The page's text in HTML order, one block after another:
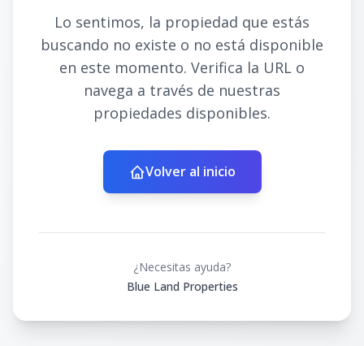
Lo sentimos, la propiedad que estás
buscando no existe o no está disponible
en este momento. Verifica la URL o
navega a través de nuestras
propiedades disponibles.
Volver al inicio
¿Necesitas ayuda?
Blue Land Properties